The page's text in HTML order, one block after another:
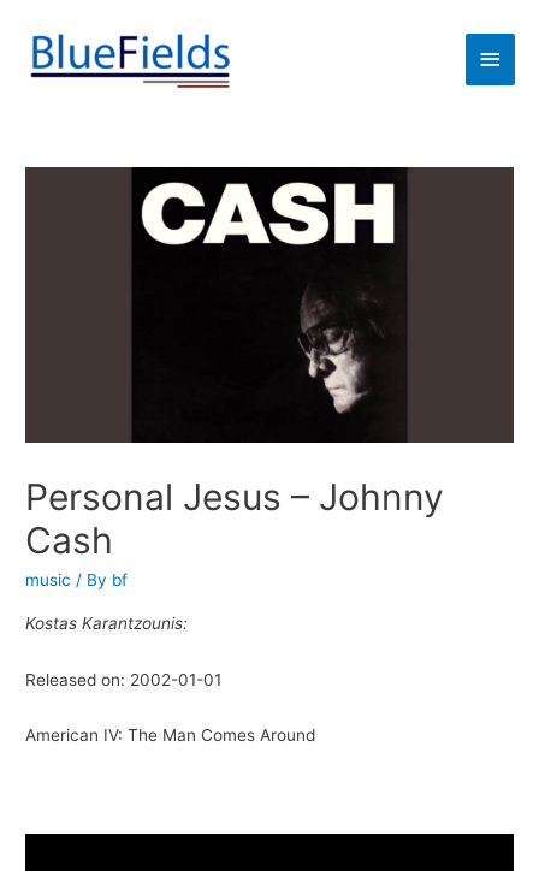
Personal Jesus – Johnny
Cash
music / By bf
Kostas Karantzounis:
Released on: 2002-01-01
American IV: The Man Comes Around